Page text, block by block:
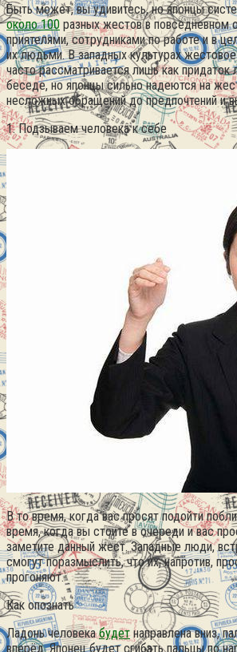
Быть может, вы удивитесь, но японцы
около 100 разных жестов в повседневном
приятелями, сотрудниками по работе и в
их людьми. В западных культурах
часто рассматривается лишь как придаток
беседе, но японцы сильно надеются на
несложных обращений до предпочтений и
1. Подзываем человека к себе
В то время, когда вас просят подойти
время, когда вы стоите в очереди и вас
заметите данный жест. Западные люди,
смогут поразмыслить, что их, напротив,
прогоняют.
Как опознать
Ладонь человекабудетнаправлена вниз,
вперёд. Японец будет сгибать пальцы по